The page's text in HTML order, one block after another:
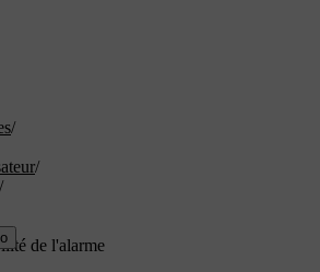
/
/
/
de l'alarme